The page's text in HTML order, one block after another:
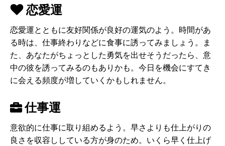
恋愛運
恋愛運とともに友好関係が良好の運気のよう。時間があ
る時は、仕事終わりなどに食事に誘ってみましょう。ま
た、あなたがちょっとした勇気を出せそうだったら、意
中の彼を誘ってみるのもありかも。今日を機会にすてき
に会える頻度が増していくかもしれません。
仕事運
意欲的に仕事に取り組めるよう。早さよりも仕上がりの
良さを収容ししている方が身のため。いくら早く仕上げ